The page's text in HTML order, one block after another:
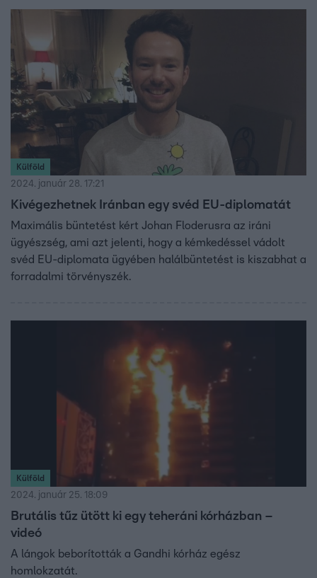
Külföld
2024. január 28. 17:21
Kivégezhetnek Iránban egy svéd EU-diplomatát
Maximális büntetést kért Johan Floderusra az iráni
ügyészség, ami azt jelenti, hogy a kémkedéssel vádolt
svéd EU-diplomata ügyében halálbüntetést is kiszabhat a
forradalmi törvényszék.
Külföld
2024. január 25. 18:09
Brutális tűz ütött ki egy teheráni kórházban –
videó
A lángok beborították a Gandhi kórház egész
homlokzatát.